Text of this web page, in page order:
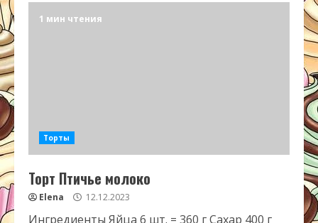
1 мин чтения
Торты
Торт Птичье молоко
Elena 12.12.2023
Ингредиенты Яйца 6 шт. = 360 г Сахар 400 г